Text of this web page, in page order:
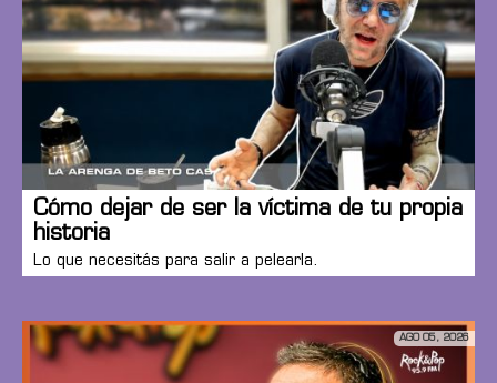
Cómo dejar de ser la víctima de tu propia
historia
Lo que necesitás para salir a pelearla.
AGO 05, 2026